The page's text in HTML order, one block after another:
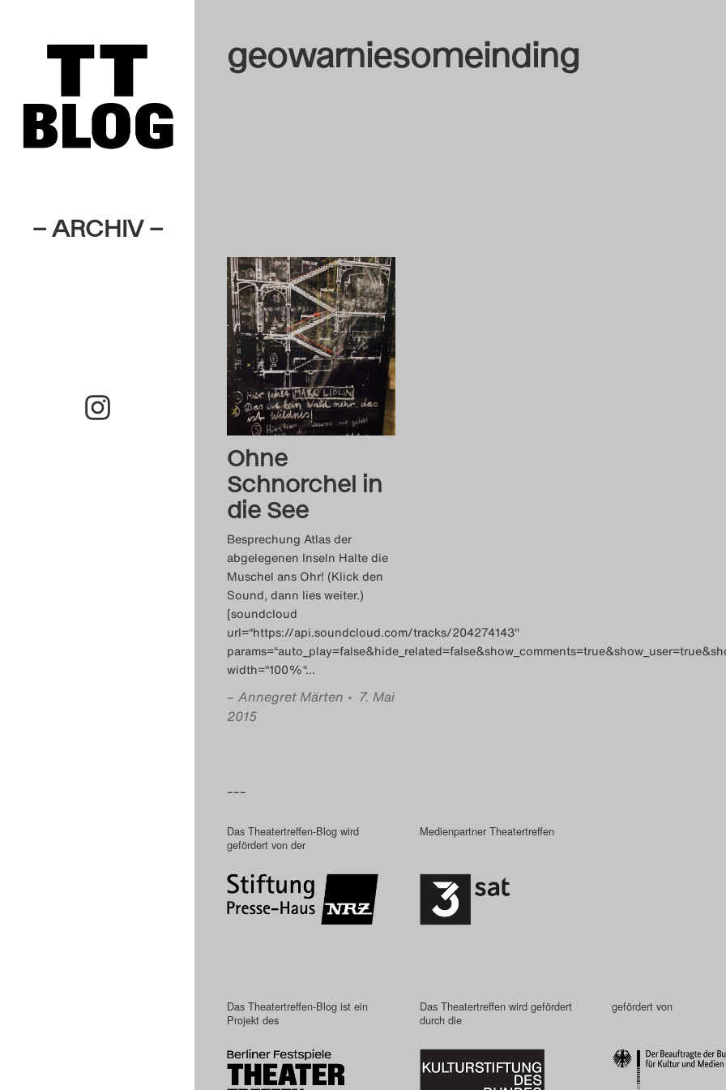
– ARCHIV –
geowarniesomeinding
Ohne
Schnorchel in
die See
Besprechung Atlas der
abgelegenen Inseln Halte die
Muschel ans Ohr! (Klick den
Sound, dann lies weiter.)
[soundcloud
url=“https://api.soundcloud.com/tracks/204274143″
width=“100%“…
– Annegret Märten • 7. Mai
2015
–––
Das Theatertreffen-Blog wird
gefördert von der
Medienpartner Theatertreffen
Das Theatertreffen-Blog ist ein
Projekt des
Das Theatertreffen wird gefördert
durch die
gefördert von